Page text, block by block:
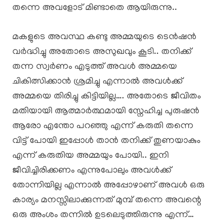
തന്നെ അവളോട് മിണ്ടാതെ ആയിരുന്നു..
മകളുടെ അവസ്ഥ കണ്ടു അമ്മയുടെ ടെൻഷൻ
വർദ്ധിച്ചു അതോടെ അസുഖവും കൂടി.. തനിക്ക്
തന്ന സ്വർണം എടുത്ത് അവൾ അമ്മയെ
ചികിത്സിക്കാൻ ശ്രമിച്ചു എന്നാൽ അവൾക്ക്
അമ്മയെ തിരിച്ചു കിട്ടിയില്ല…. അതോടെ ജീവിതം
മതിയായി ആത്മാർത്ഥമായി സ്നേഹിച്ച പുരുഷൻ
ആരോ എന്തോ പറഞ്ഞു എന്ന് കരുതി തന്നെ
വിട്ട് പോയി ഇപ്പോൾ താൻ തനിക്ക് തുണയാകും
എന്ന് കരുതിയ അമ്മയും പോയി.. ഇനി
ജീവിച്ചിരിക്കണം എന്നുപോലും അവൾക്ക്
തോന്നിയില്ല എന്നാൽ അപ്പോഴാണ് അവൾ ഒരു
കാര്യം മനസ്സിലാക്കുന്നത് മുമ്പ് തന്നെ അവന്റെ
ഒരു അംശം തന്നിൽ ഉടലെടുത്തിരുന്നു എന്ന്…